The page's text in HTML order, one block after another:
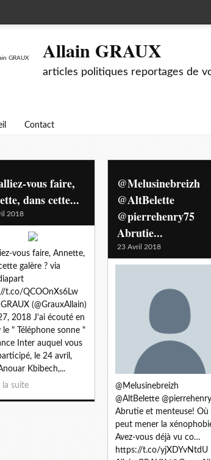
Allain GRAUX
articles politiques reportages de
Contact
vous faire,
dans cette...
2018
vous faire, Annette,
galère ? via
t.co/QCOOnXs6Lw
(@GrauxAllain)
2018 J'ai écouté en
le " Téléphone sonne "
Inter auquel vous
le 24 avril,
Kbibech,...
la suite
@Melusinebreizh
@AltBelette
@pierrehenry75
Abrutie...
23 Avril 2018
@Melusinebreizh
@AltBelette
Abrutie et menteuse! Où
peut mener la
Avez-vous déjà vu co…
https://t.co/yjXDYvNtdU